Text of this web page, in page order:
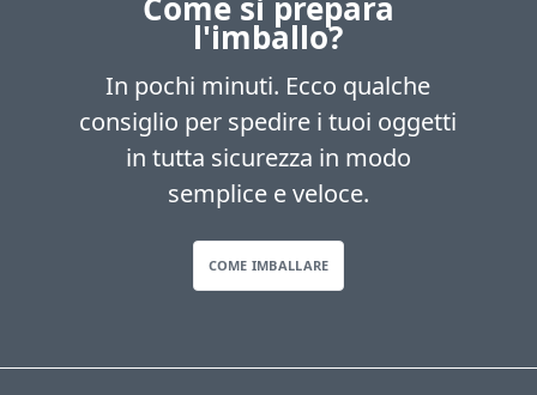
Come si prepara
l'imballo?
In pochi minuti. Ecco qualche
consiglio per spedire i tuoi oggetti
in tutta sicurezza in modo
semplice e veloce.
COME IMBALLARE